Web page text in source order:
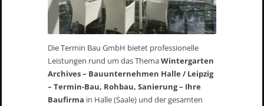
Die Termin Bau GmbH bietet professionelle
Leistungen rund um das ThemaWintergarten
Archives – Bauunternehmen Halle / Leipzig
– Termin-Bau, Rohbau, Sanierung – Ihre
Baufirma in Halle (Saale) und der gesamten